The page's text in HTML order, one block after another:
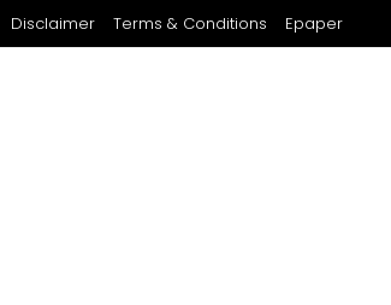
Disclaimer Terms & Conditions Epaper